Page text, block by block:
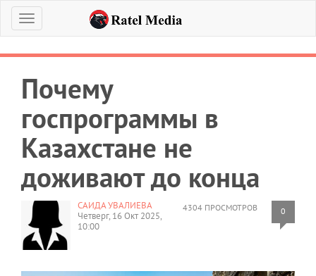
Меню
Почему
госпрограммы в
Казахстане не
доживают до конца
4304 ПРОСМОТРОВ 0
САИДА УВАЛИЕВА
Четверг, 16 Окт 2025,
10:00